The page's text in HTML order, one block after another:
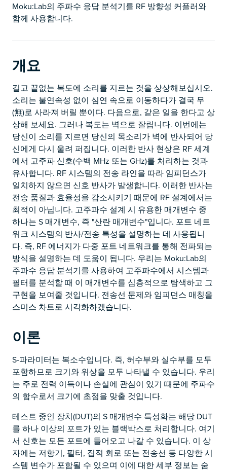
Moku:Lab의 주파수 응답 분석기를 RF 방향성 커플러와
함께 사용합니다.
개요
길고 끝없는 복도에 소리를 지르는 것을 상상해보십시오.
소리는 불연속성 없이 심연 속으로 이동하다가 결국 무
(無)로 사라져 버릴 뿐이다. 다음으로, 같은 일을 한다고 상
상해 보세요. 그러나 복도는 벽으로 잘립니다. 이번에는
당신이 소리를 지르면 당신의 목소리가 벽에 반사되어 당
신에게 다시 울려 퍼집니다. 이러한 반사 현상은 RF 세계
에서 고주파 신호(수백 MHz 또는 GHz)를 처리하는 것과
유사합니다. RF 시스템의 전송 라인을 따라 임피던스가
일치하지 않으면 신호 반사가 발생합니다. 이러한 반사는
전송 품질과 효율성을 감소시키기 때문에 RF 설계에서는
최적이 아닙니다. 고주파수 설계 시 유용한 매개변수 중
하나는 S 매개변수, 즉 "산란 매개변수"입니다. 포트 네트
워크 시스템의 반사/전송 특성을 설명하는 데 사용됩니
다. 즉, RF 에너지가 다중 포트 네트워크를 통해 전파되는
방식을 설명하는 데 도움이 됩니다. 우리는 Moku:Lab의
주파수 응답 분석기를 사용하여 고주파수에서 시스템과
필터를 분석할 때 이 매개변수를 심층적으로 탐색하고 그
구현을 보여줄 것입니다. 전송선 문제와 임피던스 매칭을
스미스 차트로 시각화하겠습니다.
이론
S-파라미터는 복소수입니다. 즉, 허수부와 실수부를 모두
포함하므로 크기와 위상을 모두 나타낼 수 있습니다. 우리
는 주로 전력 이득이나 손실에 관심이 있기 때문에 주파수
의 함수로서 크기에 초점을 맞출 것입니다.
테스트 중인 장치(DUT)의 S 매개변수 특성화는 해당 DUT
를 하나 이상의 포트가 있는 블랙박스로 처리합니다. 여기
서 신호는 모든 포트에 들어오고 나갈 수 있습니다. 이 상
자에는 저항기, 필터, 집적 회로 또는 전송선 등 다양한 시
스템 변수가 포함될 수 있으며 이에 대한 세부 정보는 숨